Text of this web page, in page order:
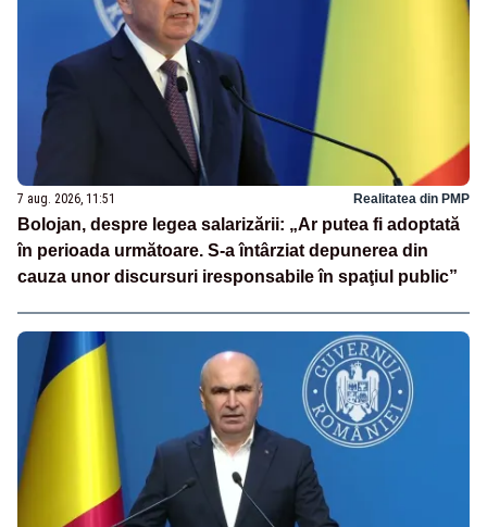
7 aug. 2026, 11:51 Realitatea din PMP
Bolojan, despre legea salarizării: „Ar putea fi adoptată
în perioada următoare. S-a întârziat depunerea din
cauza unor discursuri iresponsabile în spaţiul public”